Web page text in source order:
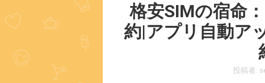
格安SIMの宿命
約|アプリ自動ア
投稿者: